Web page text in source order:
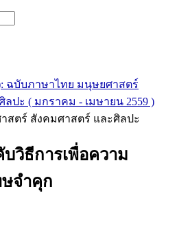
ฉบับภาษาไทย มนุษยศาสตร์
ปะ ( มกราคม - เมษายน 2559 )
สตร์ สังคมศาสตร์ และศิลปะ
วิธีการเพื่อความ
จำคุก